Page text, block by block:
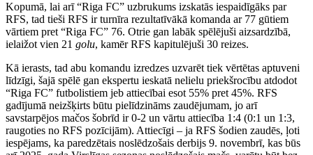
Kopumā, lai arī “Riga FC” uzbrukums izskatās iespaidīgāks par
RFS, tad tieši RFS ir turnīra rezultatīvākā komanda ar 77 gūtiem
vārtiem pret “Riga FC” 76. Otrie gan labāk spēlējuši aizsardzībā,
ielaižot vien 21 golu, kamēr RFS kapitulējuši 30 reizes.
Kā ierasts, tad abu komandu izredzes uzvarēt tiek vērtētas aptuveni
līdzīgi, šajā spēlē gan ekspertu ieskatā nelielu priekšrocību atdodot
“Riga FC” futbolistiem jeb attiecībai esot 55% pret 45%. RFS
gadījumā neizšķirts būtu pielīdzināms zaudējumam, jo arī
savstarpējos mačos šobrīd ir 0-2 un vārtu attiecība 1:4 (0:1 un 1:3,
raugoties no RFS pozīcijām). Attiecīgi – ja RFS šodien zaudēs, ļoti
iespējams, ka paredzētais noslēdzošais derbijs 9. novembrī, kas būs